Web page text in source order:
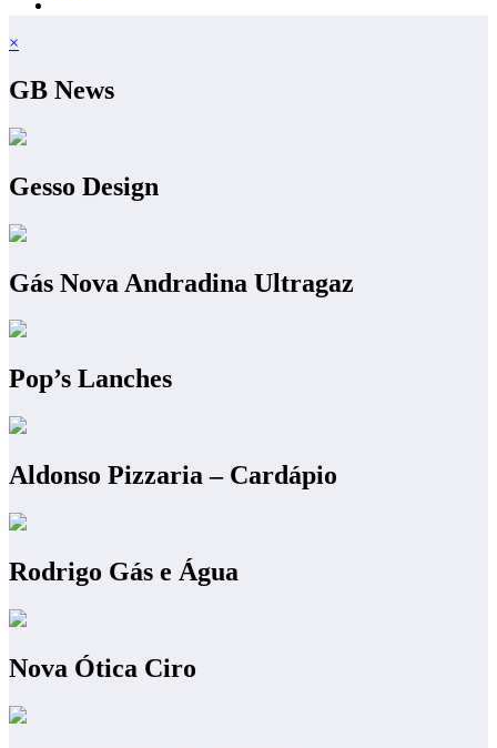
×
GB News
Gesso Design
Gás Nova Andradina Ultragaz
Pop’s Lanches
Aldonso Pizzaria – Cardápio
Rodrigo Gás e Água
Nova Ótica Ciro